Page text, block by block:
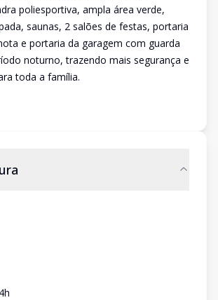
poliesportiva, ampla área verde,
saunas, 2 salões de festas, portaria
e portaria da garagem com guarda
noturno, trazendo mais segurança e
toda a família.